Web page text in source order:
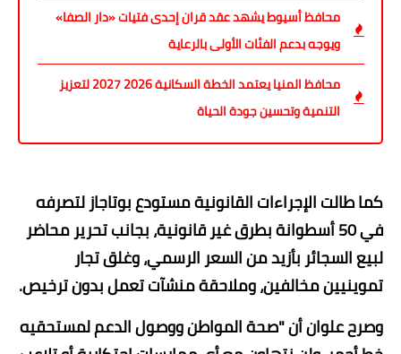
محافظ أسيوط يشهد عقد قران إحدى فتيات «دار الصفا»
ويوجه بدعم الفئات الأولى بالرعاية
محافظ المنيا يعتمد الخطة السكانية 2026 2027 لتعزيز
التنمية وتحسين جودة الحياة
​كما طالت الإجراءات القانونية مستودع بوتاجاز لتصرفه
في 50 أسطوانة بطرق غير قانونية، بجانب تحرير محاضر
لبيع السجائر بأزيد من السعر الرسمي، وغلق تجار
تموينيين مخالفين، وملاحقة منشآت تعمل بدون ترخيص.
وصرح علوان أن ​"صحة المواطن ووصول الدعم لمستحقيه